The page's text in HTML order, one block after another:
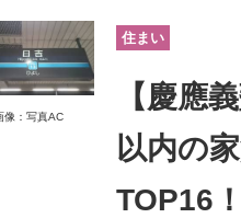
ビジネスと働き方のヒント
ITエンジニア向け専門サイト
像：写真AC
住まい
【慶應
以内の
TOP16